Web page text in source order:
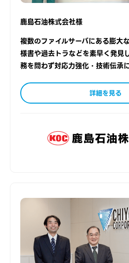
鹿島石油株式会社様
複数のファイルサーバにある膨大
様書や過去トラなどを素早く発見
務を問わず対応力強化・技術伝承
詳細を見る